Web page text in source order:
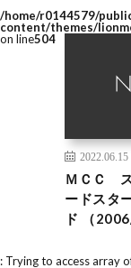
/home/r0144579/
content/themes/
on line504
2022.06.15
ＭＣＣ
ードスタ
ド （
: Trying to access array